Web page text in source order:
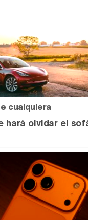
cualquiera
hará olvidar el